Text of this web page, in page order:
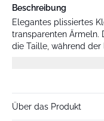
Beschreibung
Elegantes plissiertes
transparenten Ärmeln.
die Taille, während
sorgt. Das Kleid ist
Über das Produkt